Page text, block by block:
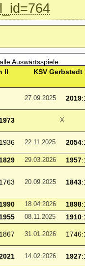
Auswärtsspiele
II KSV Gerbstedt
27.09.2025 2019
X
22.11.2025 2054
29.03.2026 1957
20.09.2025 1843
18.04.2026 1898
08.11.2025 1910:
31.01.2026 1746:
14.02.2026 1927